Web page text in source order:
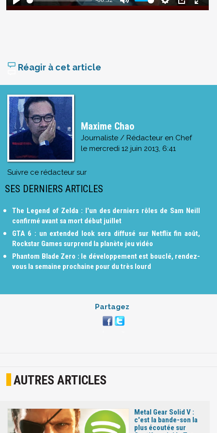
Réagir à cet article
Maxime Chao
Journaliste / Rédacteur en Chef
le mercredi 12 juin 2013, 6:41
Suivre ce rédacteur sur
SES DERNIERS ARTICLES
The Legend of Zelda : l'un des derniers rôles de Sam Neill
confirmé avant sa mort début juillet
GTA 6 : un extended look sera diffusé sur Netflix fin août,
Rockstar Games surprend la planète jeu vidéo
Phantom Blade Zero : le développement est bouclé, rendez-
vous la semaine prochaine pour du très lourd
Partagez
AUTRES ARTICLES
Metal Gear Solid V :
c'est la bande-son la
plus écoutée sur